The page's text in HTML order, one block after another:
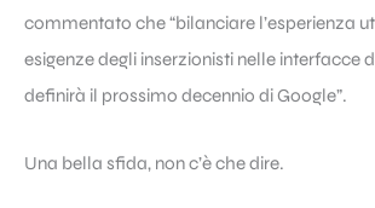
commentato che “bilanciare l’esperienza
esigenze degli inserzionisti nelle interfacce
definirà il prossimo decennio di Google”.
Una bella sfida, non c’è che dire.